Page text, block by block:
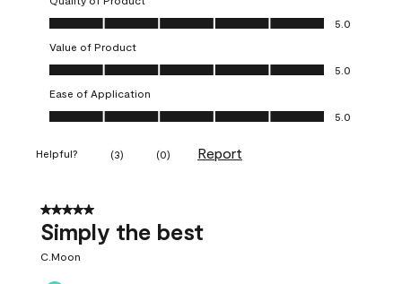
Quality of Product, 5.0 out of 5
5.0
Value of Product
Value of Product, 5.0 out of 5
5.0
Ease of Application
Ease of Application, 5.0 out of 5
5.0
Helpful? (3) (0) Report
5 out of 5 stars.
Simply the best
C.Moon